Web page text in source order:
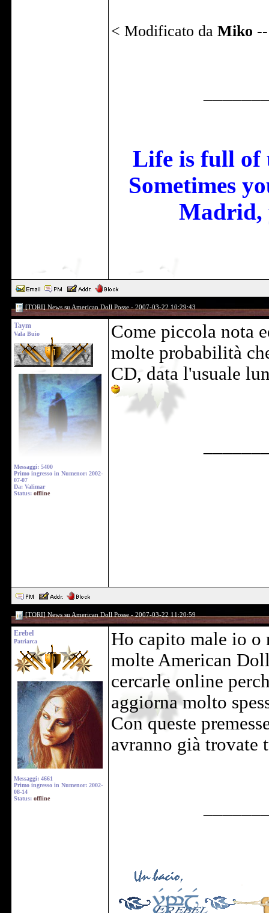
< Modificato da Miko
Life is full of
Sometimes
Madrid,
[TORI] News su American Doll Posse - 2007-03-22 10:29:43
Taym
Vala Buio
Messaggi: 5400
Primo ingresso in Numenor: 2002-
07-07
Da: Valimar
Status: offline
Come piccola nota
molte probabilità
CD, data l'usuale
[TORI] News su American Doll Posse - 2007-03-22 11:20:59
Erebel
Patriarca
Messaggi: 4661
Primo ingresso in Numenor: 2002-
08-14
Status: offline
Ho capito male io o
molte American
cercarle online
aggiorna molto
Con queste
avranno già trovate